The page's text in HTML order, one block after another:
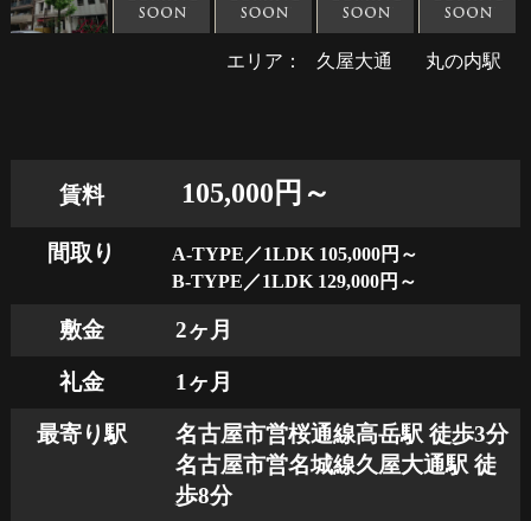
エリア： 久屋大通 丸の内駅
賃料 105,000円～
間取り
A-TYPE／1LDK 105,000円～
B-TYPE／1LDK 129,000円～
敷金 2ヶ月
礼金 1ヶ月
最寄り駅
名古屋市営桜通線高岳駅 徒歩3分
名古屋市営名城線久屋大通駅 徒
歩8分